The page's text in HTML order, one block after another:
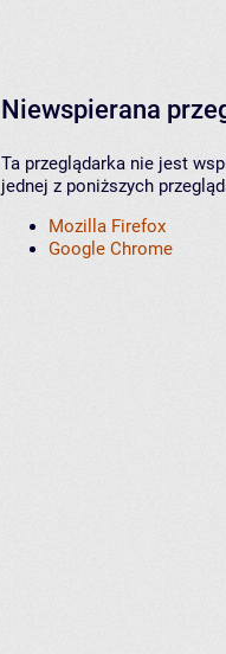
Niewspierana
Ta przeglądarka nie jest
jednej z poniższych
Mozilla Firefox
Google Chrome